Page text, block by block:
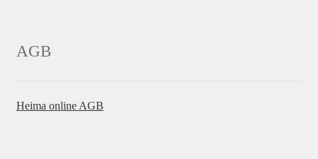
AGB
Heima online AGB